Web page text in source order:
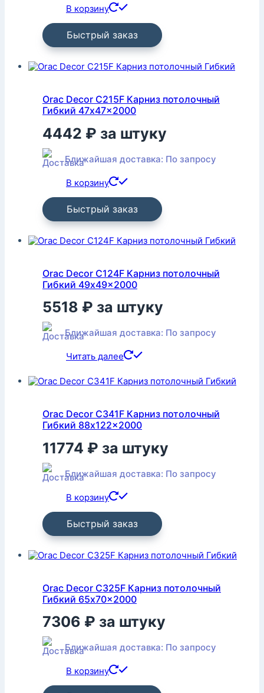
В корзину
Быстрый заказ
Orac Decor C215F Карниз потолочный
Гибкий 47x47x2000
4442 ₽ за штуку
Ближайшая доставка: По запросу
В корзину
Быстрый заказ
Orac Decor C124F Карниз потолочный
Гибкий 49x49x2000
5518 ₽ за штуку
Ближайшая доставка: По запросу
Читать далее
Orac Decor C341F Карниз потолочный
Гибкий 88x122x2000
11774 ₽ за штуку
Ближайшая доставка: По запросу
В корзину
Быстрый заказ
Orac Decor C325F Карниз потолочный
Гибкий 65x70x2000
7306 ₽ за штуку
Ближайшая доставка: По запросу
В корзину